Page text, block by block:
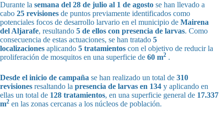
Durante la semana del 28 de julio al 1 de agosto se han llevado a
cabo 25 revisiones de puntos previamente identificados como
potenciales focos de desarrollo larvario en el municipio de Mairena
del Aljarafe, resultando 5 de ellos con presencia de larvas. Como
consecuencia de estas actuaciones, se han tratado 5
localizaciones aplicando 5 tratamientos con el objetivo de reducir la
proliferación de mosquitos en una superficie de 60 m2 .
Desde el inicio de campaña se han realizado un total de 310
revisiones resaltando la presencia de larvas en 134 y aplicando en
ellas un total de 128 tratamientos, en una superficie general de 17.337
m2 en las zonas cercanas a los núcleos de población.